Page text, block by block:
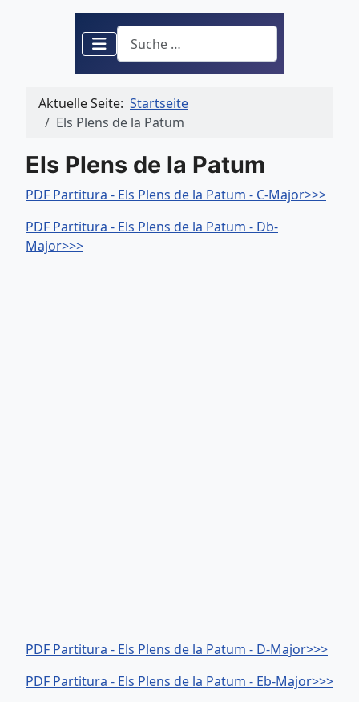
Suchen
Aktuelle Seite: Startseite
Els Plens de la Patum
Els Plens de la Patum
PDF Partitura - Els Plens de la Patum - C-Major>>>
PDF Partitura - Els Plens de la Patum - Db-
Major>>>
PDF Partitura - Els Plens de la Patum - D-Major>>>
PDF Partitura - Els Plens de la Patum - Eb-Major>>>